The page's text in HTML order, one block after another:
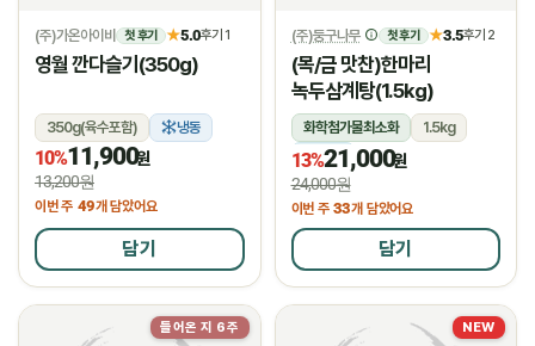
(주)가온아이비 첫 후기 ★5.0후기 1
영월 깐다슬기(350g)
350g(육수포함) 냉동
10%11,900원
13,200원
이번 주 49개 담았어요
담기
(주)둥구나무 첫 후기 ★3.5후기 2
(목/금 맛찬)한마리
녹두삼계탕(1.5kg)
화학첨가물최소화
1.5kg
냉장
13%21,000원
24,000원
이번 주 33개 담았어요
담기
들어온 지 6주 NEW